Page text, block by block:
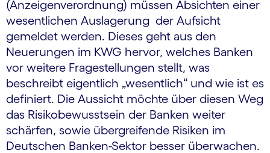
(Anzeigenverordnung) müssen Absichten einer
wesentlichen Auslagerung der Aufsicht
gemeldet werden. Dieses geht aus den
Neuerungen im KWG hervor, welches Banken
vor weitere Fragestellungen stellt, was
beschreibt eigentlich „wesentlich“ und wie ist es
definiert. Die Aussicht möchte über diesen Weg
das Risikobewusstsein der Banken weiter
schärfen, sowie übergreifende Risiken im
Deutschen Banken-Sektor besser überwachen.